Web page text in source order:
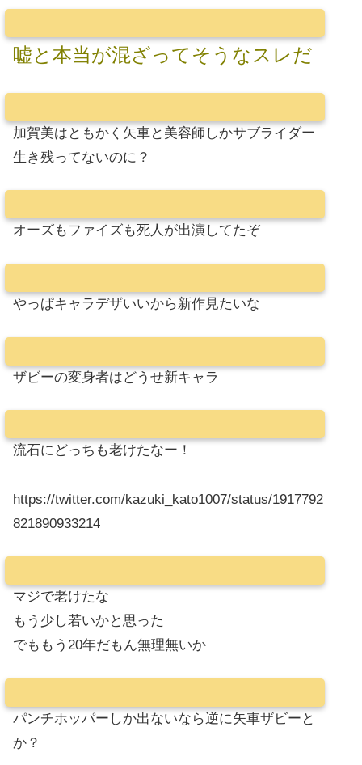
嘘と本当が混ざってそうなスレだ
加賀美はともかく矢車と美容師しかサブライダー
生き残ってないのに？
オーズもファイズも死人が出演してたぞ
やっぱキャラデザいいから新作見たいな
ザビーの変身者はどうせ新キャラ
流石にどっちも老けたなー！
https://twitter.com/kazuki_kato1007/status/1917792
821890933214
マジで老けたな
もう少し若いかと思った
でももう20年だもん無理無いか
パンチホッパーしか出ないなら逆に矢車ザビーと
か？